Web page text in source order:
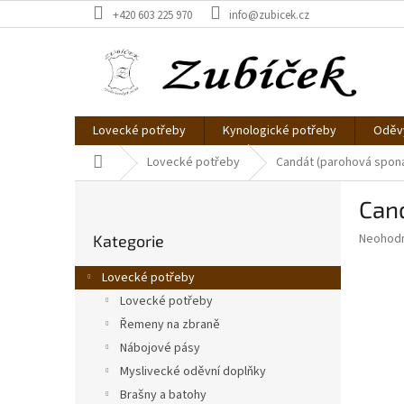
na
+420 603 225 970 info@zubicek.cz
Lovecké potřeby Kynologické potřeby
Domů Lovecké potřeby Candát (parohová
r
a
kategorie
Kategorie
Lovecké potřeby
Lovecké potřeby
Řemeny na zbraně
Nábojové pásy
Myslivecké oděvní doplňky
Brašny a batohy